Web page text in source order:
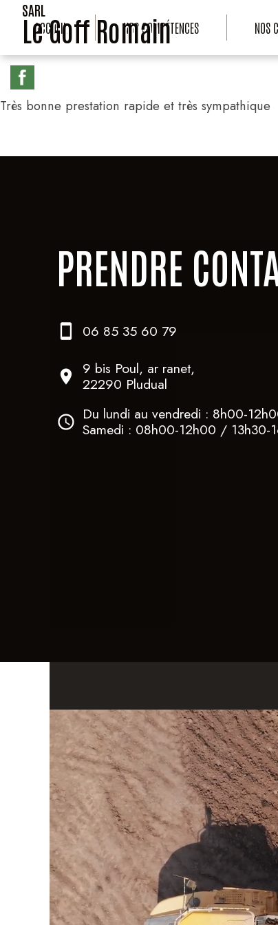
SARL
Le Goff Romain
ACCUEIL NOS COMPÉTENCES NOS
Très bonne prestation rapide et très sympathique
PRENDRE
06 85 35 60 79
9 bis Poul, ar ranet,
22290 Pludual
Du lundi au vendredi : 8h00-
Samedi : 08h00-12h00 / 13h30-